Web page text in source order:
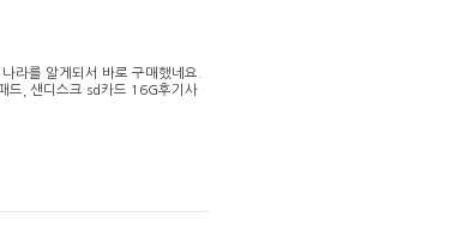
라를 알게되서 바로 구매했네요.
드, 샌디스크 sd카드 16G후기사